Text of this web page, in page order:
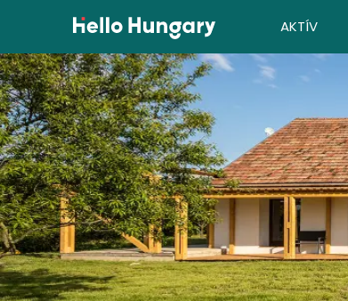
Ugrás a tartalomhoz AKTÍV